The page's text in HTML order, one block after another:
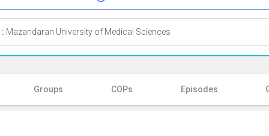
Mazandaran University of Medical Sciences
Groups COPs Episodes